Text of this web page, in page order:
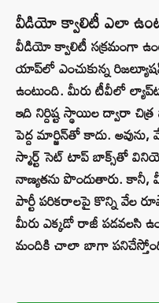
వీడియో క్వాలిటీ ఎలా
వీడియో క్వాలిటీ సక్రమంగా
యాప్‌లో ఎంచుకున్న
ఉంటుంది. మీరు టీవీలో
ఇది నిర్దిష్ట స్థాయిల ద్వారా
పెద్ద మార్జిన్‌తో కాదు.
స్మార్ట్ సెట్ టాప్ బాక్స్‌తో
నాణ్యతను పొందుతారు. కానీ,
పార్టీ పరికరాలపై కొన్ని వేల
మీరు ఎక్కడో రాజీ పడవలసి
మందికి చాలా బాగా